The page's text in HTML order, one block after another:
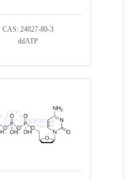
CAS: 24027-80-3
ddATP